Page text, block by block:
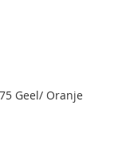
Geel/ Oranje